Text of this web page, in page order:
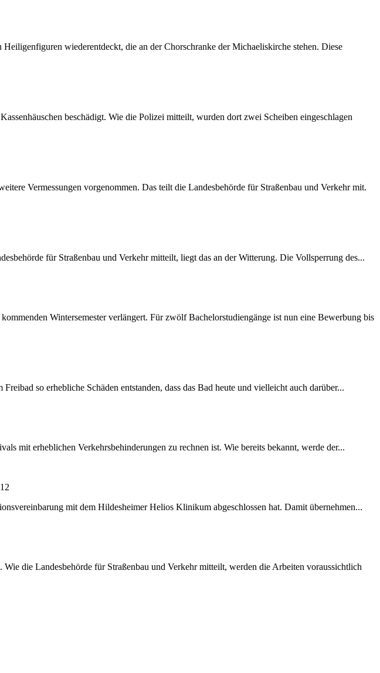
wiederentdeckt, die an der Chorschranke der Michaeliskirche stehen. Diese
beschädigt. Wie die Polizei mitteilt, wurden dort zwei Scheiben eingeschlagen
Vermessungen vorgenommen. Das teilt die Landesbehörde für Straßenbau und Verkehr mit.
für Straßenbau und Verkehr mitteilt, liegt das an der Witterung. Die Vollsperrung des...
Wintersemester verlängert. Für zwölf Bachelorstudiengänge ist nun eine Bewerbung bis
so erhebliche Schäden entstanden, dass das Bad heute und vielleicht auch darüber...
mit erheblichen Verkehrsbehinderungen zu rechnen ist. Wie bereits bekannt, werde der...
mit dem Hildesheimer Helios Klinikum abgeschlossen hat. Damit übernehmen...
die Landesbehörde für Straßenbau und Verkehr mitteilt, werden die Arbeiten voraussichtlich